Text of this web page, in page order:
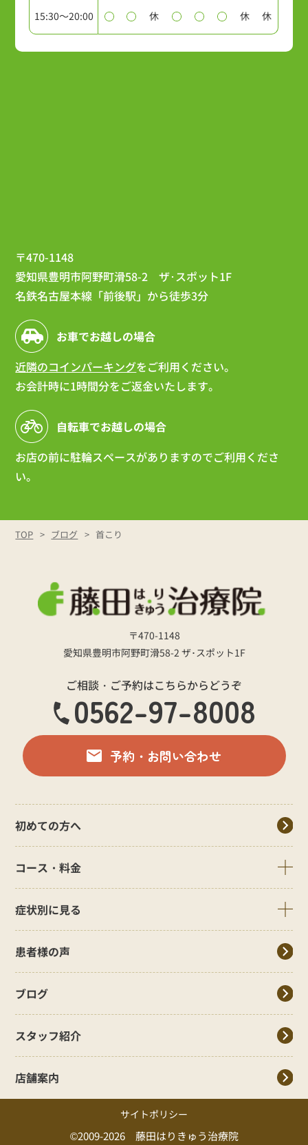
15:30～20:00 休 休 休
〒470-1148
愛知県豊明市阿野町滑58-2 ザ･スポット1F
名鉄名古屋本線「前後駅」から徒歩3分
お車でお越しの場合
近隣のコインパーキングをご利用ください。
お会計時に1時間分をご返金いたします。
自転車でお越しの場合
お店の前に駐輪スペースがありますのでご利用くださ
い。
TOP ブログ 首こり
〒470-1148
愛知県豊明市阿野町滑58-2 ザ･スポット1F
ご相談・ご予約はこちらからどうぞ
0562-97-8008
予約・お問い合わせ
初めての方へ
コース・料金
症状別に見る
患者様の声
ブログ
スタッフ紹介
店舗案内
サイトポリシー
©2009-2026 藤田はりきゅう治療院